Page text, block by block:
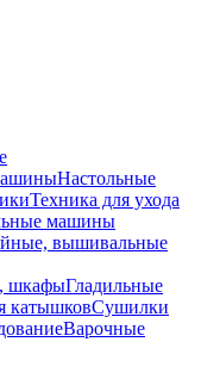
Настольные
Техника для ухода
машины
вышивальные
шкафыГладильные
катышковСушилки
Варочные